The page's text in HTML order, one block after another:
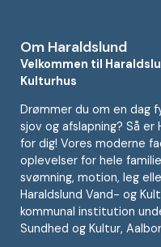
Om Haraldslund
Velkommen til
Kulturhus
Drømmer du om en dag
sjov og afslapning? Så
for dig! Vores moderne
oplevelser for hele
svømning, motion, leg
Haraldslund Vand- og
kommunal institution
Sundhed og Kultur,